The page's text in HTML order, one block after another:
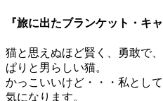
『旅に出たブランケット・キャ
猫と思えぬほど賢く、勇敢で
ぱりと男らしい猫。
かっこいいけど・・・私とし
気になります。